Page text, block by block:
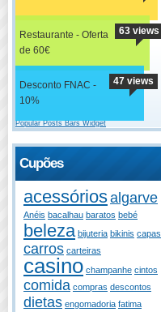
Restaurante - Oferta
de 60€
63 views
Desconto FNAC -
10%
47 views
Popular Posts Bars Widget
Cupões
acessóriosalgarve
Anéis bacalhau baratos bebé
beleza bijuteria bikinis capas
carros carteiras
casino champanhe cintos
comida compras descontos
dietas engomadoria fatima